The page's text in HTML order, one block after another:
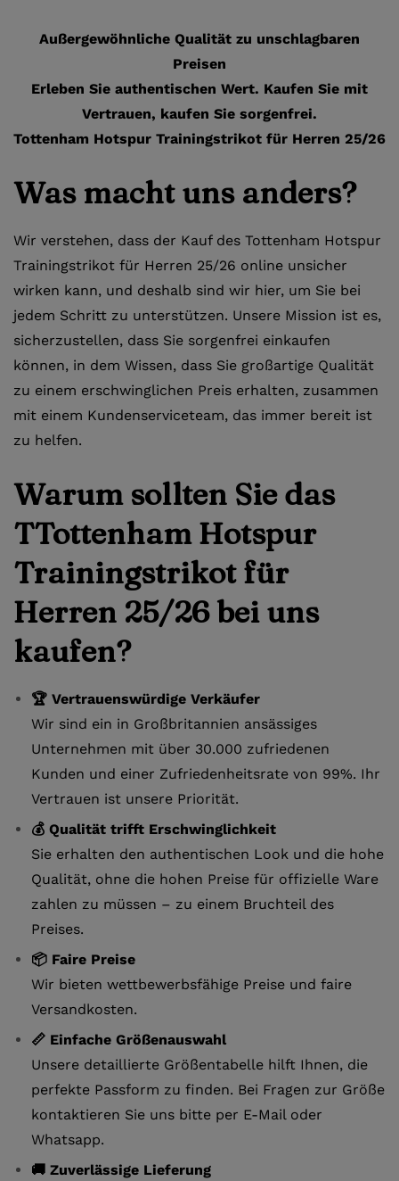
Außergewöhnliche Qualität zu unschlagbaren
Preisen
Erleben Sie authentischen Wert. Kaufen Sie mit
Vertrauen, kaufen Sie sorgenfrei.
Tottenham Hotspur Trainingstrikot für Herren 25/26
Was macht uns anders?
Wir verstehen, dass der Kauf des Tottenham Hotspur
Trainingstrikot für Herren 25/26 online unsicher
wirken kann, und deshalb sind wir hier, um Sie bei
jedem Schritt zu unterstützen. Unsere Mission ist es,
sicherzustellen, dass Sie sorgenfrei einkaufen
können, in dem Wissen, dass Sie großartige Qualität
zu einem erschwinglichen Preis erhalten, zusammen
mit einem Kundenserviceteam, das immer bereit ist
zu helfen.
Warum sollten Sie das
TTottenham Hotspur
Trainingstrikot für
Herren 25/26 bei uns
kaufen?
🏆 Vertrauenswürdige Verkäufer
Wir sind ein in Großbritannien ansässiges
Unternehmen mit über 30.000 zufriedenen
Kunden und einer Zufriedenheitsrate von 99%. Ihr
Vertrauen ist unsere Priorität.
💰 Qualität trifft Erschwinglichkeit
Sie erhalten den authentischen Look und die hohe
Qualität, ohne die hohen Preise für offizielle Ware
zahlen zu müssen – zu einem Bruchteil des
Preises.
📦 Faire Preise
Wir bieten wettbewerbsfähige Preise und faire
Versandkosten.
📏 Einfache Größenauswahl
Unsere detaillierte Größentabelle hilft Ihnen, die
perfekte Passform zu finden. Bei Fragen zur Größe
kontaktieren Sie uns bitte per E-Mail oder
Whatsapp.
🚚 Zuverlässige Lieferung